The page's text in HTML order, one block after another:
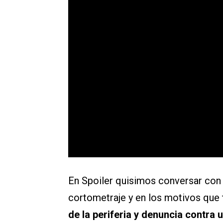
En Spoiler quisimos conversar
cortometraje y en los motivos que
de la periferia y denuncia contra